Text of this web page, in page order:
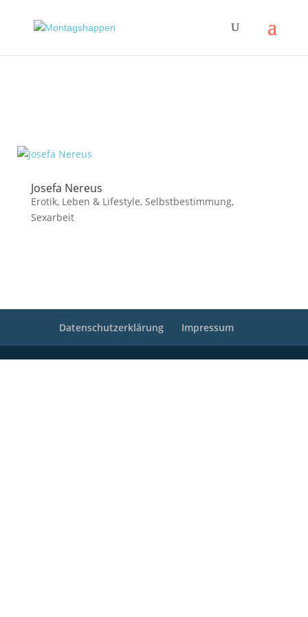
Josefa Nereus
Erotik, Leben & Lifestyle, Selbstbestimmung,
Sexarbeit
Datenschutzerklärung Impressum